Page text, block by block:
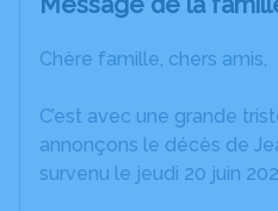
Chère famille, chers amis,
C’est avec une grande
annonçons le décès de
survenu le jeudi 20 juin